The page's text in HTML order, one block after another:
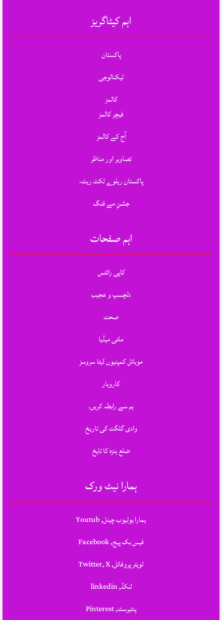
اہم کیٹاگریز
پاکستان
ٹیکنالوجی
کالمز
فیچر کالمز
آج کے کالمز
تصاویر اور مناظر
پاکستان ریلوے ٹکٹ ریٹ،
جشنِ مے فنگ
اہم صفحات
کاپی رائٹس
دلچسپ و عجیب
صحت
ملٹی میڈیا
موبائل کمپنیوں ڈیٹا سروسز
کاروبار
ہم سے رابطہ کریں.
وادی گلگت کی تاریخ
ضلع ہنزہ کا تایخ
ہمارا نیٹ ورک
ہمارا یوٹیوب چینل, Youtub
فیس بک پیج, Facebook
ٹویٹر پروفائل, Twitter, X
لنکڈ, linkedin
پنٹیرسٹ, Pinterest